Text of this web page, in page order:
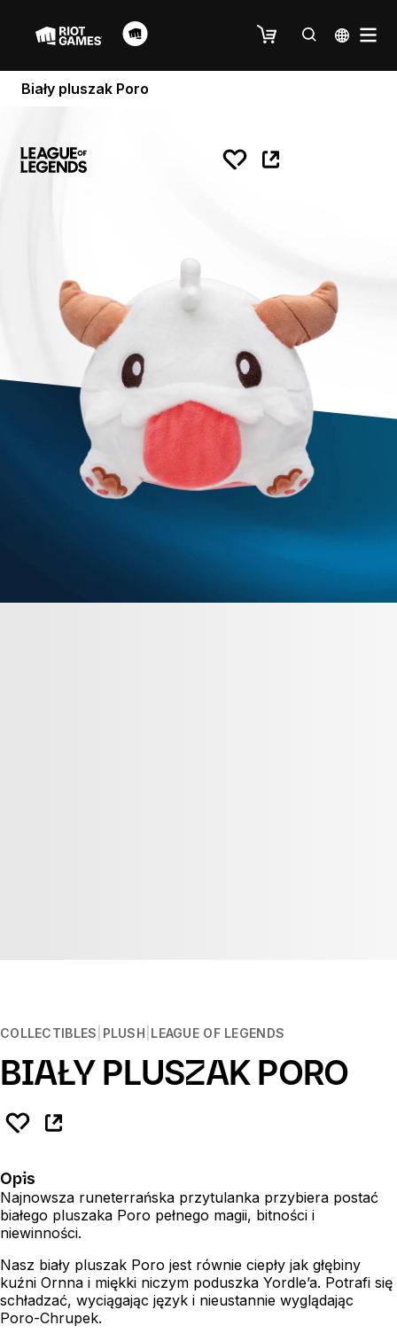
Biały pluszak Poro
COLLECTIBLES PLUSH LEAGUE OF LEGENDS
BIAŁY PLUSZAK PORO
Opis
Najnowsza runeterrańska przytulanka przybiera postać
białego pluszaka Poro pełnego magii, bitności i
niewinności.
Nasz biały pluszak Poro jest równie ciepły jak głębiny
kuźni Ornna i miękki niczym poduszka Yordle’a. Potrafi się
schładzać, wyciągając język i nieustannie wyglądając
Poro-Chrupek.